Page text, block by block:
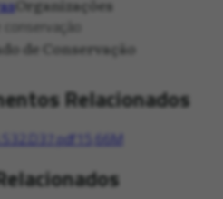
Organizações
conservação
de Conservação
Relacionados
15,66M